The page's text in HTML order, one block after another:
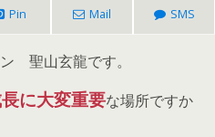
Pin Mail SMS
聖山玄龍です。
に大変重要な場所ですか